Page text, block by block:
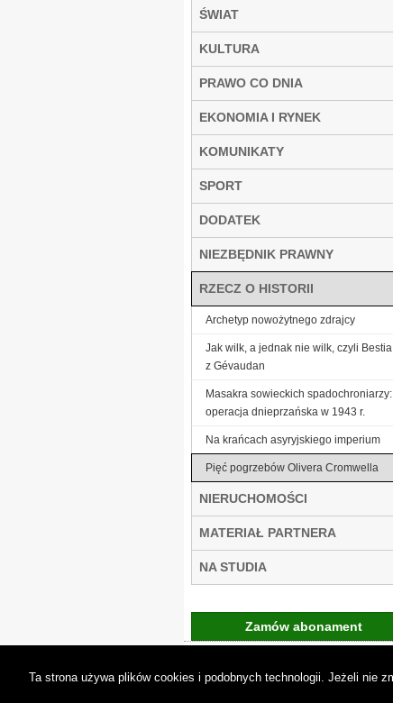
ŚWIAT
KULTURA
PRAWO CO DNIA
EKONOMIA I RYNEK
KOMUNIKATY
SPORT
DODATEK
NIEZBĘDNIK PRAWNY
RZECZ O HISTORII
Archetyp nowożytnego zdrajcy
Jak wilk, a jednak nie wilk, czyli Bestia
z Gévaudan
Masakra sowieckich spadochroniarzy:
operacja dnieprzańska w 1943 r.
Na krańcach asyryjskiego imperium
Pięć pogrzebów Olivera Cromwella
NIERUCHOMOŚCI
MATERIAŁ PARTNERA
NA STUDIA
Zamów abonament
Ta strona używa plików cookies i podobnych technologii. Jeżeli nie